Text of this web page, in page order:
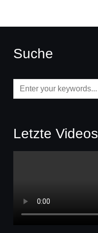
Suche
Letzte Videos